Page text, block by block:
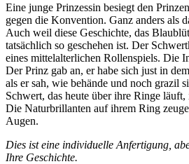
Eine junge Prinzessin besiegt den
gegen die Konvention. Ganz anders als
Auch weil diese Geschichte, das
tatsächlich so geschehen ist. Der
eines mittelalterlichen Rollenspiels. Die
Der Prinz gab an, er habe sich just in
als er sah, wie behände und noch grazil
Schwert, das heute über ihre Ringe
Die Naturbrillanten auf ihrem Ring
Augen.
Dies ist eine individuelle Anfertigung,
Ihre Geschichte.